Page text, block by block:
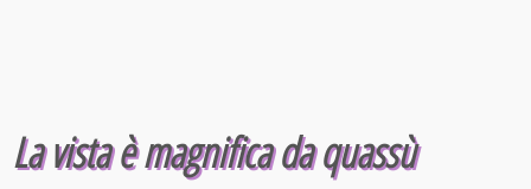
La vista è magnifica da quassù